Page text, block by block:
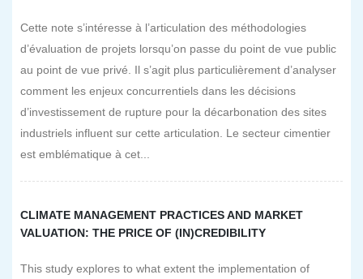
Cette note s’intéresse à l’articulation des méthodologies
d’évaluation de projets lorsqu’on passe du point de vue public
au point de vue privé. Il s’agit plus particulièrement d’analyser
comment les enjeux concurrentiels dans les décisions
d’investissement de rupture pour la décarbonation des sites
industriels influent sur cette articulation. Le secteur cimentier
est emblématique à cet...
CLIMATE MANAGEMENT PRACTICES AND MARKET
VALUATION: THE PRICE OF (IN)CREDIBILITY
This study explores to what extent the implementation of